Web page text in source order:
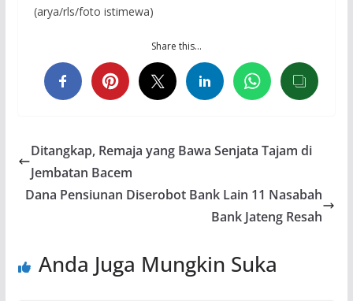
(arya/rls/foto istimewa)
Share this…
Ditangkap, Remaja yang Bawa Senjata Tajam di
Jembatan Bacem
Dana Pensiunan Diserobot Bank Lain 11 Nasabah
Bank Jateng Resah
Anda Juga Mungkin Suka